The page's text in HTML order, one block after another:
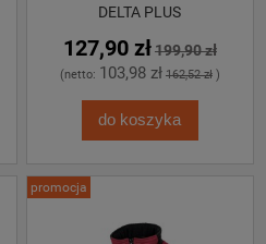
DELTA PLUS
127,90 zł199,90 zł
(netto: 103,98 zł 162,52 zł)
do koszyka
promocja